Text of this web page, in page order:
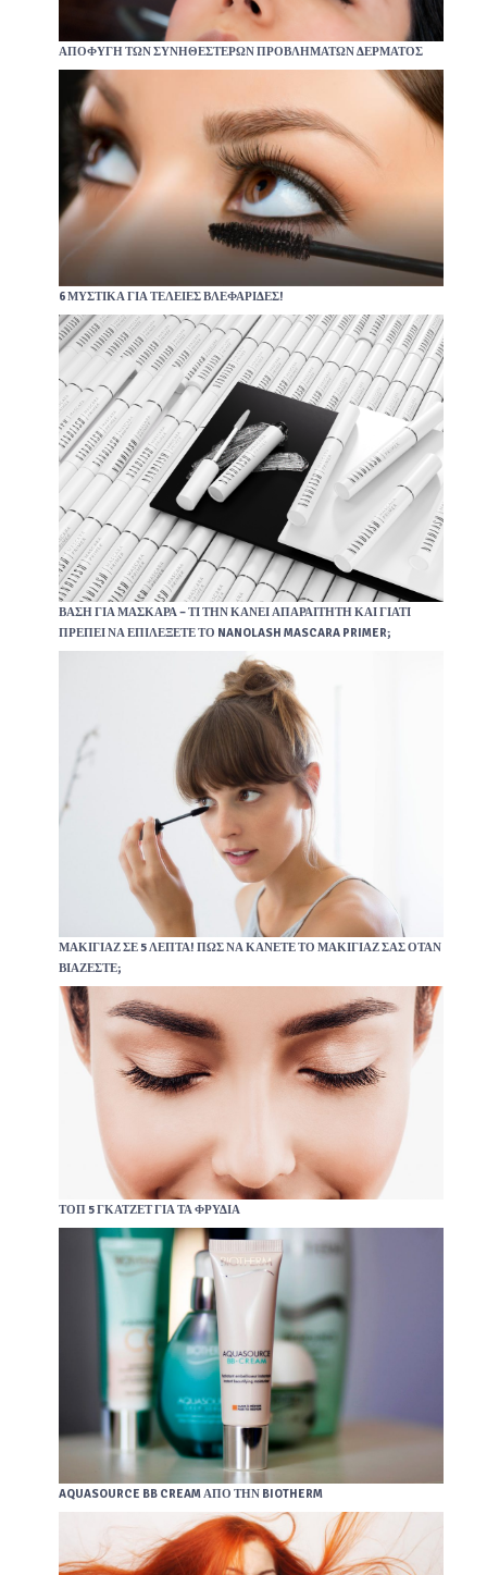
ΑΠΟΦΥΓΉ ΤΩΝ ΣΥΝΗΘΈΣΤΕΡΩΝ ΠΡΟΒΛΗΜΆΤΩΝ ΔΈΡΜΑΤΟΣ
6 ΜΥΣΤΙΚΆ ΓΙΑ ΤΈΛΕΙΕΣ ΒΛΕΦΑΡΊΔΕΣ!
ΒΆΣΗ ΓΙΑ ΜΆΣΚΑΡΑ – ΤΙ ΤΗΝ ΚΆΝΕΙ ΑΠΑΡΑΊΤΗΤΗ ΚΑΙ ΓΙΑΤΊ
ΠΡΈΠΕΙ ΝΑ ΕΠΙΛΈΞΕΤΕ ΤΟ NANOLASH MASCARA PRIMER;
ΜΑΚΙΓΙΆΖ ΣΕ 5 ΛΕΠΤΆ! ΠΏΣ ΝΑ ΚΆΝΕΤΕ ΤΟ ΜΑΚΙΓΙΆΖ ΣΑΣ ΌΤΑΝ
ΒΙΆΖΕΣΤΕ;
ΤΟΠ 5 ΓΚΆΤΖΕΤ ΓΙΑ ΤΑ ΦΡΎΔΙΑ
AQUASOURCE BB CREAM ΑΠΌ ΤΗΝ BIOTHERM